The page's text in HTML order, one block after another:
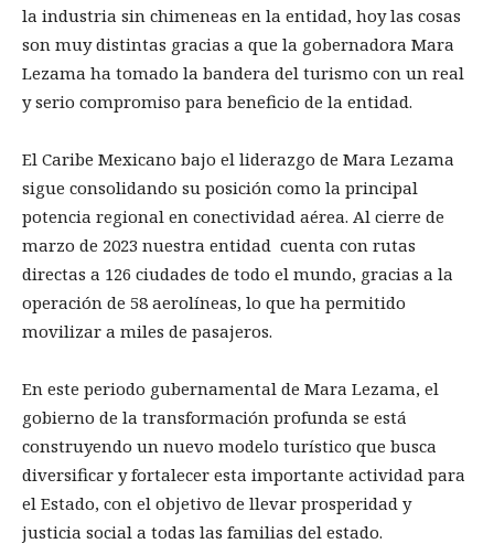
la industria sin chimeneas en la entidad, hoy las cosas
son muy distintas gracias a que la gobernadora Mara
Lezama ha tomado la bandera del turismo con un real
y serio compromiso para beneficio de la entidad.
El Caribe Mexicano bajo el liderazgo de Mara Lezama
sigue consolidando su posición como la principal
potencia regional en conectividad aérea. Al cierre de
marzo de 2023 nuestra entidad cuenta con rutas
directas a 126 ciudades de todo el mundo, gracias a la
operación de 58 aerolíneas, lo que ha permitido
movilizar a miles de pasajeros.
En este periodo gubernamental de Mara Lezama, el
gobierno de la transformación profunda se está
construyendo un nuevo modelo turístico que busca
diversificar y fortalecer esta importante actividad para
el Estado, con el objetivo de llevar prosperidad y
justicia social a todas las familias del estado.